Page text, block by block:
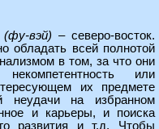
вэй) – северо-восток.
обладать всей полнотой
в том, за что они
или
их предмете
неудачи на избранном
и карьеры, и поиска
развития и т.д. Чтобы